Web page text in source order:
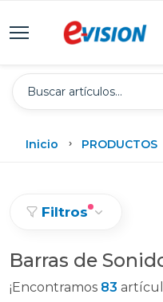
Inicio PRODUCTOS
Filtros
Barras de
¡Encontramos 83